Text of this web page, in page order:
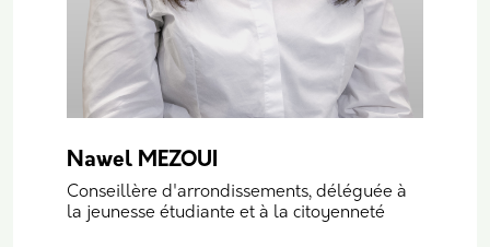
Nawel MEZOUI
Conseillère d'arrondissements, déléguée à
la jeunesse étudiante et à la citoyenneté